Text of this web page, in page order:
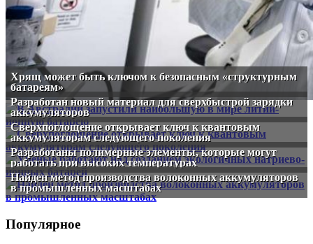
Хрящ может быть ключом к безопасным «структурным
батареям»
Разработан новый материал для сверхбыстрой зарядки
аккумуляторов
Сверхпоглощение открывает ключ к квантовым
аккумуляторам следующего поколения
Разработаны полимерные элементы, которые могут
работать при высоких температурах
Найден метод производства волоконных аккумуляторов
в промышленных масштабах
Популярное